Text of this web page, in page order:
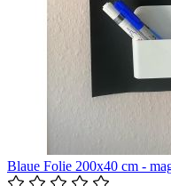
Blaue Folie 200x40 cm -